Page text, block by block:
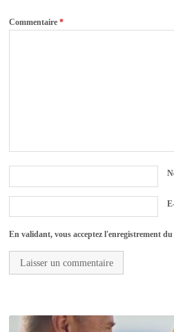
Commentaire*
En validant, vous acceptez l'enregistrement